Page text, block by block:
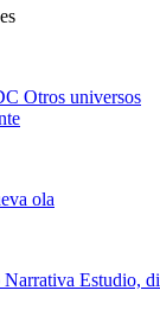
Otros universos
ola
Narrativa Estudio,